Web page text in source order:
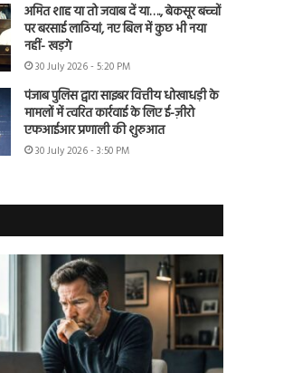
अमित शाह या तो जवाब दें या…., बेकसूर बच्चों
पर बरसाई लाठियां, नए बिल में कुछ भी नया
नहीं- खड़गे
30 July 2026 - 5:20 PM
पंजाब पुलिस द्वारा साइबर वित्तीय धोखाधड़ी के
मामलों में त्वरित कार्रवाई के लिए ई-ज़ीरो
एफआईआर प्रणाली की शुरुआत
30 July 2026 - 3:50 PM